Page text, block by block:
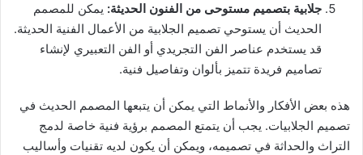
جلابية بتصميم مستوحى من الفنون الحديثة: يمكن للمصمم
الحديث أن يستوحي تصميم الجلابية من الأعمال الفنية الحديثة.
قد يستخدم عناصر الفن التجريدي أو الفن التعبيري لإنشاء
تصاميم فريدة تتميز بألوان وتفاصيل فنية.
هذه بعض الأفكار والأنماط التي يمكن أن يتبعها المصمم الحديث في
تصميم الجلابيات. يجب أن يتمتع المصمم برؤية فنية خاصة لدمج
التراث والحداثة في تصميمه، ويمكن أن يكون لديه تقنيات وأساليب